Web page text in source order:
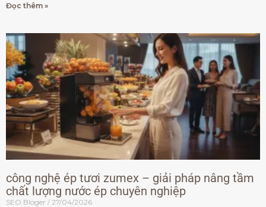
Đọc thêm »
công nghệ ép tươi zumex – giải pháp nâng tầm
chất lượng nước ép chuyên nghiệp
SEO Bloger 27/04/2026